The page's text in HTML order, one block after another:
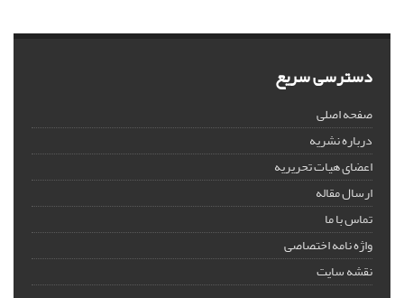
دسترسی سریع
صفحه اصلی
درباره نشریه
اعضای هیات تحریریه
ارسال مقاله
تماس با ما
واژه نامه اختصاصی
نقشه سایت